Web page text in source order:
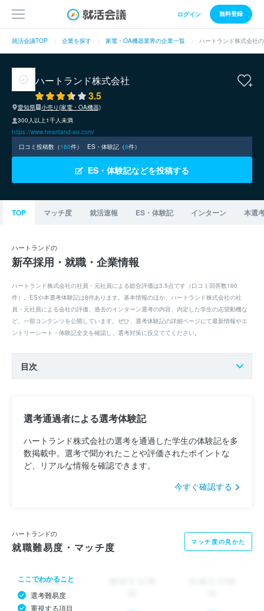
ログイン 無料登録
就活会議TOP 企業を探す 家電・OA機器業界の企業一覧 ハートランド株式会社
ハートランド株式会社
3.5
愛知県
小売り(家電・OA機器)
300人以上1千人未満
https://www.heartland-au.com/
口コミ投稿数（180件） ES・体験記（8件）
ES・体験記などを投稿する
TOP マッチ度 就活速報 ES・体験記 インターン 本選
ハートランドの
新卒採用・就職・企業情報
ハートランド株式会社の社員・元社員による総合評価は3.5点です（口コミ回答数160
件）。ESや本選考体験記は8件あります。基本情報のほか、ハートランド株式会社の社
員・元社員による会社の評価、過去のインターン選考の内容、内定した学生の志望動機な
ど、一部コンテンツを公開しています。ぜひ、選考体験記の詳細ページにて最新情報やエ
ントリーシート・体験記全文を確認し、選考対策に役立ててください。
目次
選考通過者による選考体験記
ハートランド株式会社の選考を通過した学生の体験記を多
数掲載中。選考で聞かれたことや評価されたポイントな
ど、リアルな情報を確認できます。
今すぐ確認する
ハートランドの
就職難易度・マッチ度 マッチ度の見かた
ここでわかること
選考難易度
重視する項目